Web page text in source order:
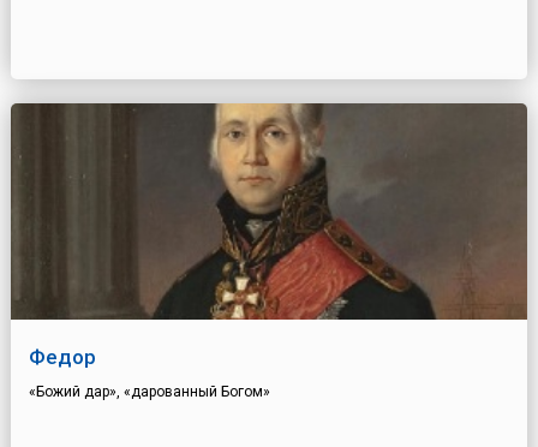
Федор
«Божий дар», «дарованный Богом»